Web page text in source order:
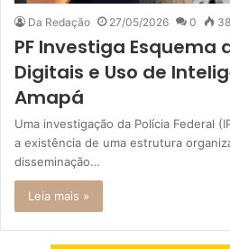
Da Redação 27/05/2026 0 38
PF Investiga Esquema
Digitais e Uso de
Amapá
Uma investigação da Polícia Federal
a existência de uma estrutura
disseminação…
Leia mais »